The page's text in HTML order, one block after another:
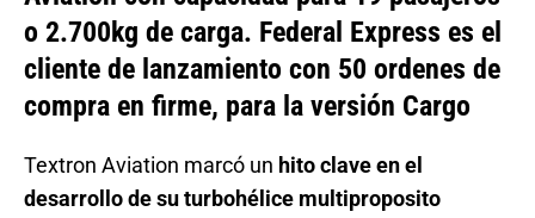
o 2.700kg de carga. Federal Express es el
cliente de lanzamiento con 50 ordenes de
compra en firme, para la versión Cargo
Textron Aviation marcó un hito clave en el
desarrollo de su turbohélice multiproposito